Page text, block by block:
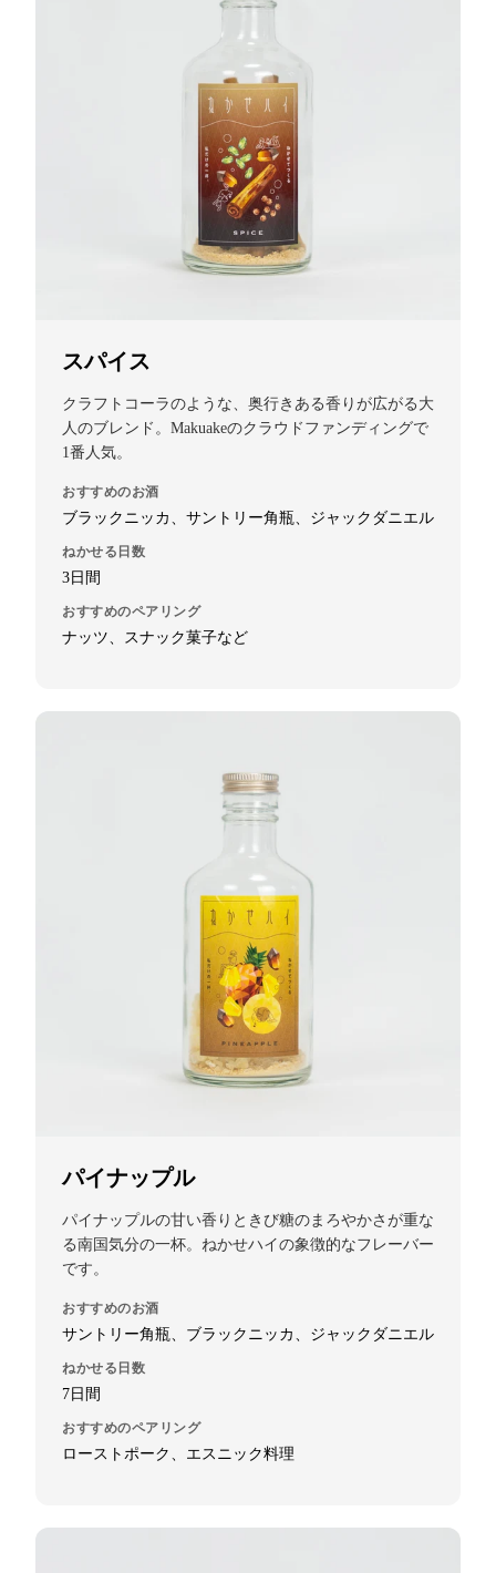
スパイス
クラフトコーラのような、奥行きある香りが広がる大
人のブレンド。Makuakeのクラウドファンディングで
1番人気。
おすすめのお酒
ブラックニッカ、サントリー角瓶、ジャックダニエル
ねかせる日数
3日間
おすすめのペアリング
ナッツ、スナック菓子など
パイナップル
パイナップルの甘い香りときび糖のまろやかさが重な
る南国気分の一杯。ねかせハイの象徴的なフレーバー
です。
おすすめのお酒
サントリー角瓶、ブラックニッカ、ジャックダニエル
ねかせる日数
7日間
おすすめのペアリング
ローストポーク、エスニック料理